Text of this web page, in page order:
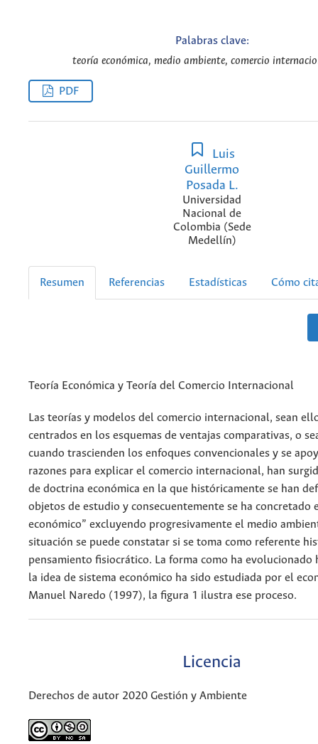
Palabras clave:
teoría económica, medio ambiente, comercio
PDF
Luis
Guillermo
Posada L.
Universidad
Nacional de
Colombia (Sede
Medellín)
Resumen Referencias Estadísticas Cómo
Teoría Económica y Teoría del Comercio Internacional
Las teorías y modelos del comercio internacional, sean
centrados en los esquemas de ventajas comparativas, o
cuando trascienden los enfoques convencionales y se
razones para explicar el comercio internacional, han
de doctrina económica en la que históricamente se han
objetos de estudio y consecuentemente se ha concretado
económico” excluyendo progresivamente el medio
situación se puede constatar si se toma como referente
pensamiento fisiocrático. La forma como ha evolucionado
la idea de sistema económico ha sido estudiada por el
Manuel Naredo (1997), la figura 1 ilustra ese proceso.
Licencia
Derechos de autor 2020 Gestión y Ambiente